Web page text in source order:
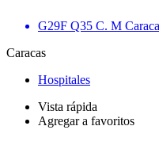
G29F Q35 C. M
Caracas
Hospitales
Vista rápida
Agregar a favoritos